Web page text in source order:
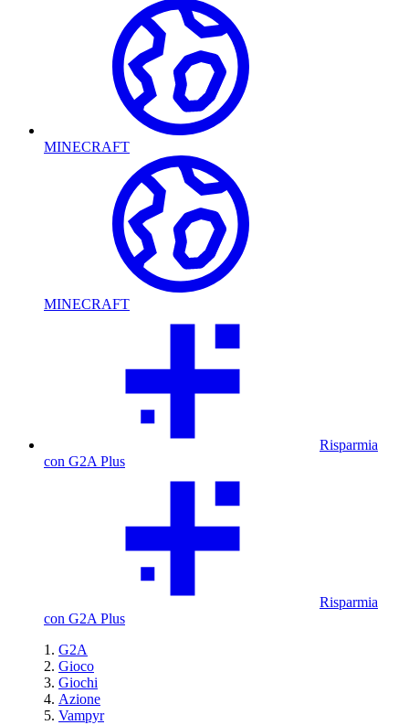
MINECRAFT
MINECRAFT
Risparmia
con G2A Plus
Risparmia
con G2A Plus
G2A
Gioco
Giochi
Azione
Vampyr